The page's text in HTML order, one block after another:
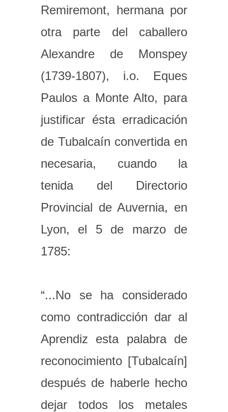
Remiremont, hermana por
otra parte del caballero
Alexandre de Monspey
(1739-1807), i.o. Eques
Paulos a Monte Alto, para
justificar ésta erradicación
de Tubalcaín convertida en
necesaria, cuando la
tenida del Directorio
Provincial de Auvernia, en
Lyon, el 5 de marzo de
1785:
“...No se ha considerado
como contradicción dar al
Aprendiz esta palabra de
reconocimiento [Tubalcaín]
después de haberle hecho
dejar todos los metales